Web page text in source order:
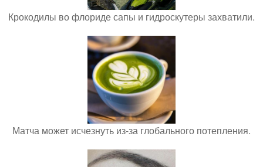
Крокодилы во флориде сапы и гидроскутеры захватили.
Матча может исчезнуть из-за глобального потепления.